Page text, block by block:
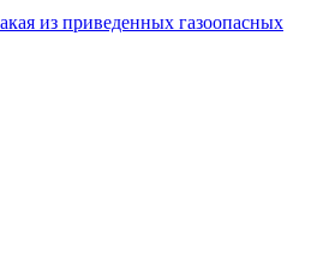
из приведенных газоопасных